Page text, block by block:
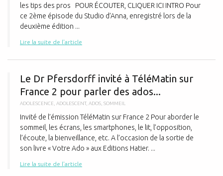
les tips des pros POUR ÉCOUTER, CLIQUER ICI INTRO Pour
ce 2ème épisode du Studio d’Anna, enregistré lors de la
deuxième édition ...
Lire la suite de l'article
Le Dr Pfersdorff invité à TéléMatin sur
France 2 pour parler des ados...
ADOLESCENCE ADOLESCENT, ADOS SOMMEIL
Invité de l’émission TéléMatin sur France 2 Pour aborder le
sommeil, les écrans, les smartphones, le lit, l’opposition,
l’écoute, la bienveillance, etc. A l’occasion de la sortie de
son livre « Votre Ado » aux Editions Hatier. ...
Lire la suite de l'article